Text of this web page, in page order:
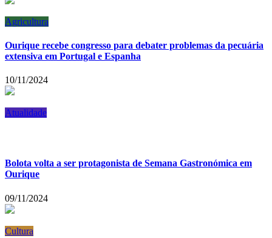
Agricultura
Ourique recebe congresso para debater problemas da pecuária
extensiva em Portugal e Espanha
10/11/2024
Atualidade
Bolota volta a ser protagonista de Semana Gastronómica em
Ourique
09/11/2024
Cultura